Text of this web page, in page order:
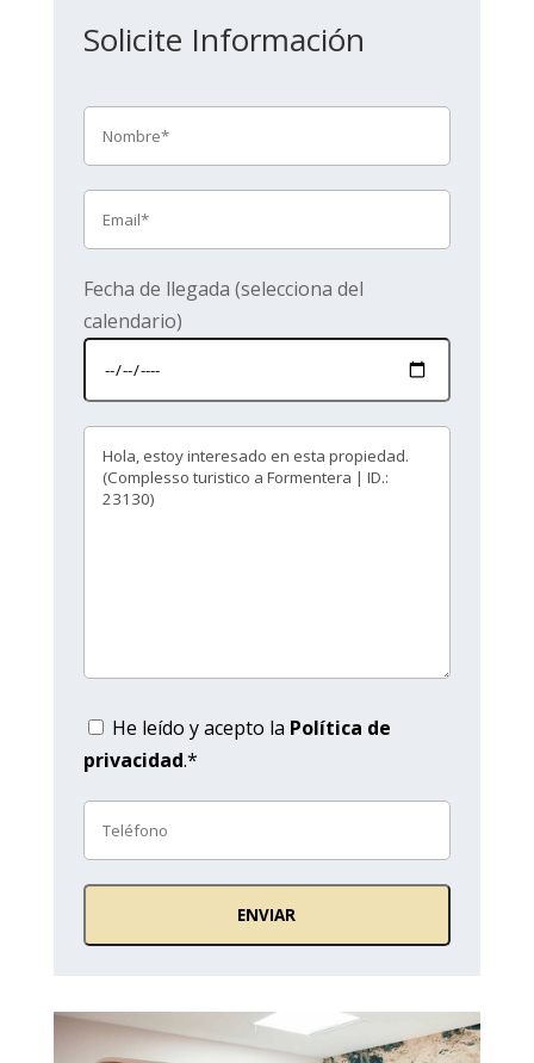
Solicite Información
Fecha de llegada (selecciona del
calendario)
He leído y acepto la Política de
privacidad.*